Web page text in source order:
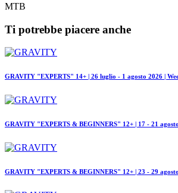
MTB
Ti potrebbe piacere anche
GRAVITY "EXPERTS" 14+ | 26 luglio - 1 agosto 2026 |
GRAVITY "EXPERTS & BEGINNERS" 12+ | 17 - 21
GRAVITY "EXPERTS & BEGINNERS" 12+ | 23 - 29